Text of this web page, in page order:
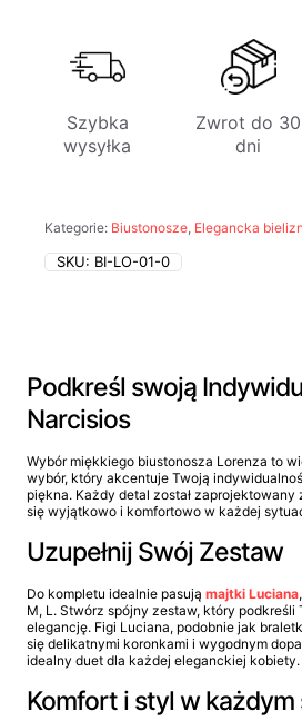
Szybka
wysyłka
Zwrot do 30
dni
Kategorie: Biustonosze, Elegancka
SKU: BI-LO-01-0
Podkreśl swoją
Narcisios
Wybór miękkiego biustonosza Lorenza to
wybór, który akcentuje Twoją
piękna. Każdy detal został zaprojektowany
się wyjątkowo i komfortowo w każdej
Uzupełnij Swój Zestaw
Do kompletu idealnie pasująmajtki Luciana
M, L. Stwórz spójny zestaw, który podkreśli
elegancję. Figi Luciana, podobnie jak
się delikatnymi koronkami i wygodnym
idealny duet dla każdej eleganckiej kobiety.
Komfort i styl w